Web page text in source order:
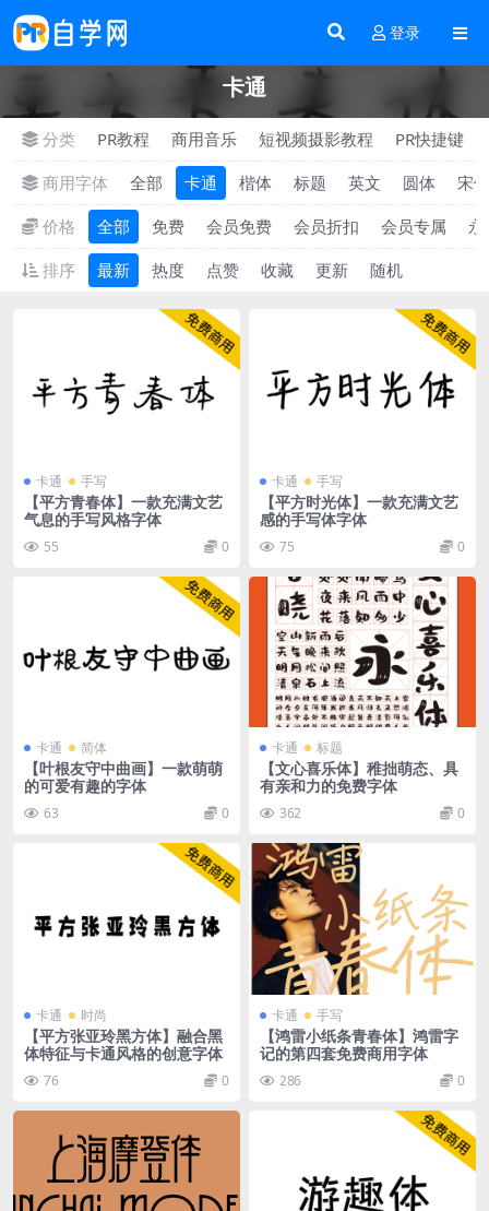
登录
卡通
分类 PR教程 商用音乐 短视频摄影教程 PR快捷键
商用字体
全部 卡通 楷体 标题 英文 圆体
宋体
价格
全部 免费 会员免费 会员折扣 会员专属
排序
最新 热度 点赞 收藏 更新 随机
卡通 手写
【平方青春体】一款充满文艺
气息的手写风格字体
55 0
卡通 手写
【平方时光体】一款充满文艺
感的手写体字体
75 0
卡通 简体
【叶根友守中曲画】一款萌萌
的可爱有趣的字体
63 0
卡通 标题
【文心喜乐体】稚拙萌态、具
有亲和力的免费字体
362 0
卡通 时尚
【平方张亚玲黑方体】融合黑
体特征与卡通风格的创意字体
76 0
卡通 手写
【鸿雷小纸条青春体】鸿雷字
记的第四套免费商用字体
286 0